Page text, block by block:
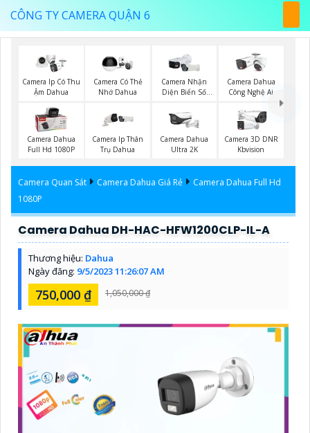
CÔNG TY CAMERA QUẬN 6
Camera Ip Có Thu
Ậm Dahua
Camera Có Thẻ
Nhớ Dahua
Camera Nhận
Diện Biển Số
Camera Dahua
Công Nghệ Ai
Camera Dahua
Full Hd 1080P
Camera Ip Thân
Trụ Dahua
Camera Dahua
Ultra 2K
Camera 3D DNR
Kbvision
Camera Quan Sát Camera Dahua Giá Rẻ
Camera Dahua Full Hd
1080P
Camera Dahua DH-HAC-HFW1200CLP-IL-A
Thương hiệu: Dahua
Ngày đăng: 9/5/2023 11:26:07 AM
750,000 ₫ 1,050,000 ₫